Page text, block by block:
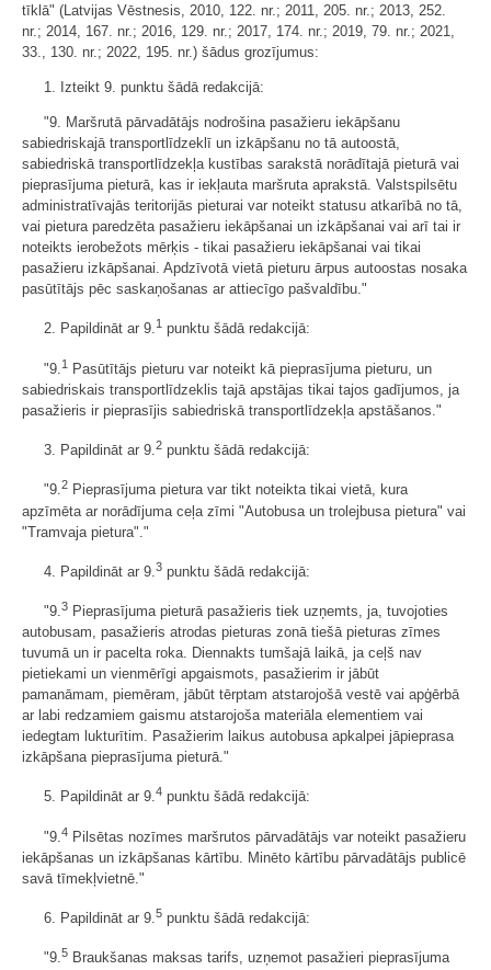
tīklā" (Latvijas Vēstnesis, 2010, 122. nr.; 2011, 205. nr.; 2013, 252.
nr.; 2014, 167. nr.; 2016, 129. nr.; 2017, 174. nr.; 2019, 79. nr.; 2021,
33., 130. nr.; 2022, 195. nr.) šādus grozījumus:
1. Izteikt 9. punktu šādā redakcijā:
"9. Maršrutā pārvadātājs nodrošina pasažieru iekāpšanu
sabiedriskajā transportlīdzeklī un izkāpšanu no tā autoostā,
sabiedriskā transportlīdzekļa kustības sarakstā norādītajā pieturā vai
pieprasījuma pieturā, kas ir iekļauta maršruta aprakstā. Valstspilsētu
administratīvajās teritorijās pieturai var noteikt statusu atkarībā no tā,
vai pietura paredzēta pasažieru iekāpšanai un izkāpšanai vai arī tai ir
noteikts ierobežots mērķis - tikai pasažieru iekāpšanai vai tikai
pasažieru izkāpšanai. Apdzīvotā vietā pieturu ārpus autoostas nosaka
pasūtītājs pēc saskaņošanas ar attiecīgo pašvaldību."
2. Papildināt ar 9.1 punktu šādā redakcijā:
"9. 1
Pasūtītājs pieturu var noteikt kā pieprasījuma pieturu, un
sabiedriskais transportlīdzeklis tajā apstājas tikai tajos gadījumos, ja
pasažieris ir pieprasījis sabiedriskā transportlīdzekļa apstāšanos."
3. Papildināt ar 9.2 punktu šādā redakcijā:
"9.2 Pieprasījuma pietura var tikt noteikta tikai vietā, kura
apzīmēta ar norādījuma ceļa zīmi "Autobusa un trolejbusa pietura" vai
"Tramvaja pietura"."
4. Papildināt ar 9. 3 punktu šādā redakcijā:
"9.3 Pieprasījuma pieturā pasažieris tiek uzņemts, ja, tuvojoties
autobusam, pasažieris atrodas pieturas zonā tiešā pieturas zīmes
tuvumā un ir pacelta roka. Diennakts tumšajā laikā, ja ceļš nav
pietiekami un vienmērīgi apgaismots, pasažierim ir jābūt
pamanāmam, piemēram, jābūt tērptam atstarojošā vestē vai apģērbā
ar labi redzamiem gaismu atstarojoša materiāla elementiem vai
iedegtam lukturītim. Pasažierim laikus autobusa apkalpei jāpieprasa
izkāpšana pieprasījuma pieturā."
5. Papildināt ar 9.4 punktu šādā redakcijā:
"9. 4 Pilsētas nozīmes maršrutos pārvadātājs var noteikt pasažieru
iekāpšanas un izkāpšanas kārtību. Minēto kārtību pārvadātājs publicē
savā tīmekļvietnē."
6. Papildināt ar 9.5 punktu šādā redakcijā:
"9.5 Braukšanas maksas tarifs, uzņemot pasažieri pieprasījuma